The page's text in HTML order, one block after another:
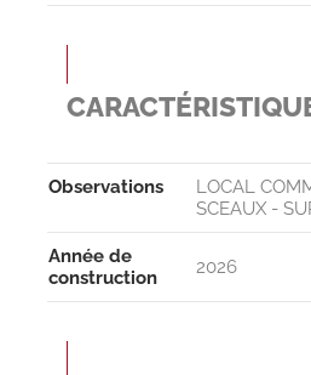
Observa­tions
LOCAL
SCEAUX -
Année de
construction
2026